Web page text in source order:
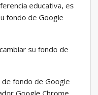
educativa, es
fondo de Google
su fondo de
fondo de Google